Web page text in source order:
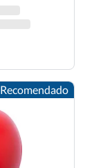
Recomendado